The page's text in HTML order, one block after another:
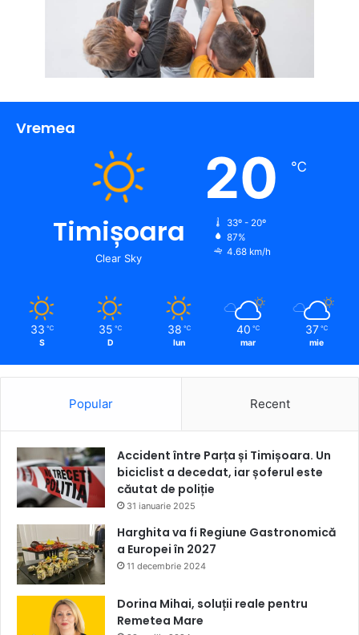
Vremea
Timișoara
Clear Sky
20 ℃
33º - 20º
87%
4.68 km/h
33 ℃
S
35 ℃
D
38 ℃
lun
40 ℃
mar
37 ℃
mie
Popular Recent
Accident între Parța și Timișoara. Un
biciclist a decedat, iar șoferul este
căutat de poliție
31 ianuarie 2025
Harghita va fi Regiune Gastronomică
a Europei în 2027
11 decembrie 2024
Dorina Mihai, soluții reale pentru
Remetea Mare